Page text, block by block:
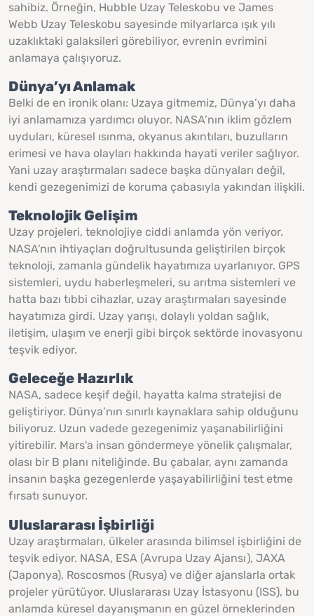
sahibiz. Örneğin, Hubble Uzay Teleskobu ve James
Webb Uzay Teleskobu sayesinde milyarlarca ışık yılı
uzaklıktaki galaksileri görebiliyor, evrenin evrimini
anlamaya çalışıyoruz.
Dünya’yı Anlamak
Belki de en ironik olanı: Uzaya gitmemiz, Dünya’yı daha
iyi anlamamıza yardımcı oluyor. NASA’nın iklim gözlem
uyduları, küresel ısınma, okyanus akıntıları, buzulların
erimesi ve hava olayları hakkında hayati veriler sağlıyor.
Yani uzay araştırmaları sadece başka dünyaları değil,
kendi gezegenimizi de koruma çabasıyla yakından ilişkili.
Teknolojik Gelişim
Uzay projeleri, teknolojiye ciddi anlamda yön veriyor.
NASA'nın ihtiyaçları doğrultusunda geliştirilen birçok
teknoloji, zamanla gündelik hayatımıza uyarlanıyor. GPS
sistemleri, uydu haberleşmeleri, su arıtma sistemleri ve
hatta bazı tıbbi cihazlar, uzay araştırmaları sayesinde
hayatımıza girdi. Uzay yarışı, dolaylı yoldan sağlık,
iletişim, ulaşım ve enerji gibi birçok sektörde inovasyonu
teşvik ediyor.
Geleceğe Hazırlık
NASA, sadece keşif değil, hayatta kalma stratejisi de
geliştiriyor. Dünya’nın sınırlı kaynaklara sahip olduğunu
biliyoruz. Uzun vadede gezegenimiz yaşanabilirliğini
yitirebilir. Mars'a insan göndermeye yönelik çalışmalar,
olası bir B planı niteliğinde. Bu çabalar, aynı zamanda
insanın başka gezegenlerde yaşayabilirliğini test etme
fırsatı sunuyor.
Uluslararası İşbirliği
Uzay araştırmaları, ülkeler arasında bilimsel işbirliğini de
teşvik ediyor. NASA, ESA (Avrupa Uzay Ajansı), JAXA
(Japonya), Roscosmos (Rusya) ve diğer ajanslarla ortak
projeler yürütüyor. Uluslararası Uzay İstasyonu (ISS), bu
anlamda küresel dayanışmanın en güzel örneklerinden